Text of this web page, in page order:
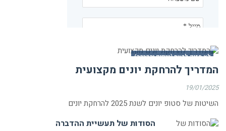
לא מזיק לדעת (טיפים והדרכה)
המדריך להרחקת יונים מקצועית
19/01/2025
השיטות של סטופ יונים לשנת 2025 להרחקת יונים
הסודות של תעשיית ההדברה